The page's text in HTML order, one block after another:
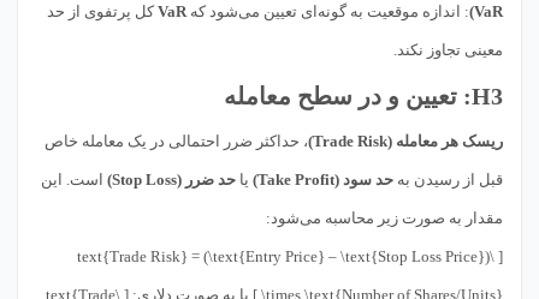
VaR) : اندازه موقعیت به گونه‌ای تعیین می‌شود که VaRکل پرتفوی از حد
معینی تجاوز نکند.
H3: تعیین و در سطح معامله
ریسک هر معامله (Trade Risk) ، حداکثر ضرر احتمالی در یک معامله خاص
قبل از رسیدن به حد سود (Take Profit) یا حد ضرر (Stop Loss) است. این
مقدار به صورت زیر محاسبه می‌شود:
[ \text{Trade Risk} = (\text{Entry Price} – \text{Stop Loss Price})
\times \text{Number of Shares/Units} ] یا به صورت دلاری: [ \text{Trade